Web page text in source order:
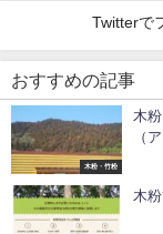
Twitterで
おすすめの記事
木粉・竹粉
木
（
木